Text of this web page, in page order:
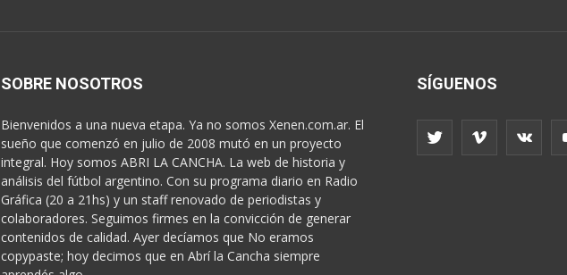
SOBRE NOSOTROS
Bienvenidos a una nueva etapa. Ya no somos Xenen.com.ar. El
sueño que comenzó en julio de 2008 mutó en un proyecto
integral. Hoy somos ABRI LA CANCHA. La web de historia y
análisis del fútbol argentino. Con su programa diario en Radio
Gráfica (20 a 21hs) y un staff renovado de periodistas y
colaboradores. Seguimos firmes en la convicción de generar
contenidos de calidad. Ayer decíamos que No eramos
copypaste; hoy decimos que en Abrí la Cancha siempre
SÍGUENOS